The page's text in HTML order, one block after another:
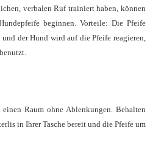
verbalen Ruf trainiert haben, können
beginnen. Vorteile: Die Pfeife
der Hund wird auf die Pfeife reagieren,
Raum ohne Ablenkungen. Behalten
in Ihrer Tasche bereit und die Pfeife um